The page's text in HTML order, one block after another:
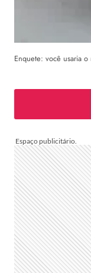
Enquete: você usaria